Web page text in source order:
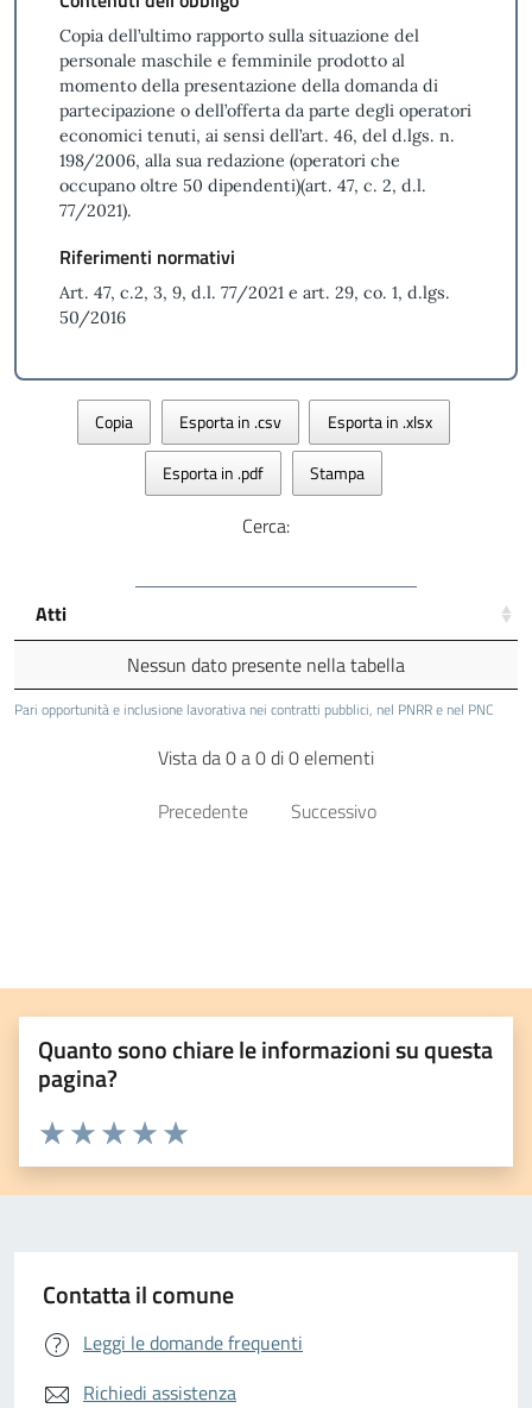
Copia dell’ultimo rapporto sulla situazione del
personale maschile e femminile prodotto al
momento della presentazione della domanda di
partecipazione o dell’offerta da parte degli operatori
economici tenuti, ai sensi dell’art. 46, del d.lgs. n.
198/2006, alla sua redazione (operatori che
occupano oltre 50 dipendenti)(art. 47, c. 2, d.l.
77/2021).
Riferimenti normativi
Art. 47, c.2, 3, 9, d.l. 77/2021 e art. 29, co. 1, d.lgs.
50/2016
Copia Esporta in .csv Esporta in .xlsx
Esporta in .pdf Stampa
Cerca:
Pari opportunità e inclusione lavorativa nei contratti pubblici, nel PNRR e nel PNC
Atti
Nessun dato presente nella tabella
Vista da 0 a 0 di 0 elementi
Precedente
Successivo
Quanto sono chiare le informazioni su questa
pagina?
Valuta da 1 a 5 stelle la pagina
Valuta 5 stelle su 5
Valuta 4 stelle su 5
Valuta 3 stelle su 5
Valuta 2 stelle su 5
Valuta 1 stelle su 5
Contatta il comune
Leggi le domande frequenti
Richiedi assistenza